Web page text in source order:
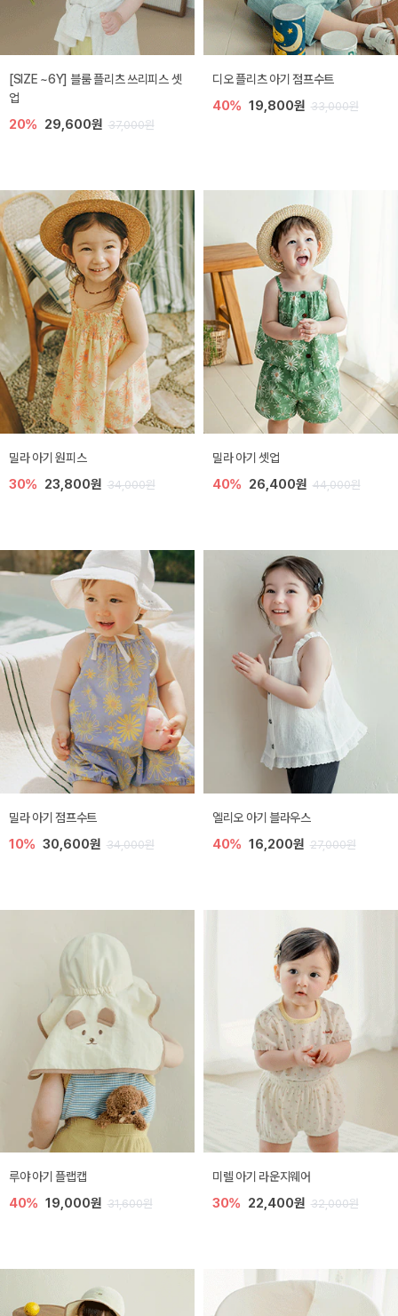
[SIZE ~6Y] 블룸 플리츠 쓰리피스 셋
업
20% 29,600원 37,000원
디오 플리츠 아기 점프수트
40% 19,800원 33,000원
밀라 아기 원피스
30% 23,800원 34,000원
밀라 아기 셋업
40% 26,400원 44,000원
밀라 아기 점프수트
10% 30,600원 34,000원
엘리오 아기 블라우스
40% 16,200원 27,000원
루야 아기 플랩캡
40% 19,000원 31,600원
미렐 아기 라운지웨어
30% 22,400원 32,000원